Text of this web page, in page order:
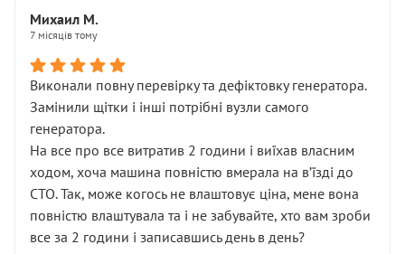
Михаил М.
7 місяців тому
Виконали повну перевірку та дефіктовку генератора.
Замінили щітки і інші потрібні вузли самого
генератора.
На все про все витратив 2 години і виїхав власним
ходом, хоча машина повністю вмерала на вʼїзді до
СТО. Так, може когось не влаштовує ціна, мене вона
повністю влаштувала та і не забувайте, хто вам зроби
все за 2 години і записавшись день в день?